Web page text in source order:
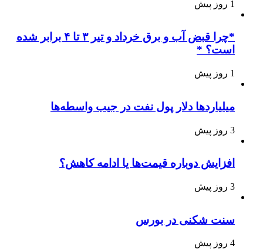
1 روز پیش
*چرا قبض آب و برق خرداد و تیر ۳ تا ۴ برابر شده
است؟ *
1 روز پیش
میلیاردها دلار پول نفت در جیب واسطه‌ها
3 روز پیش
افزایش دوباره قیمت‌ها یا ادامه کاهش؟
3 روز پیش
سنت شکنی در بورس
4 روز پیش